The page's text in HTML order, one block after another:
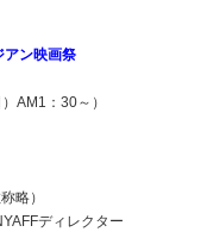
アン映画祭
AM1：30～）
略）
ディレクター